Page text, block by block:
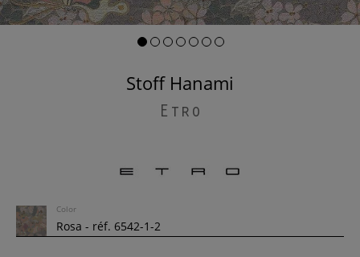
Stoff Hanami
Etro
Color